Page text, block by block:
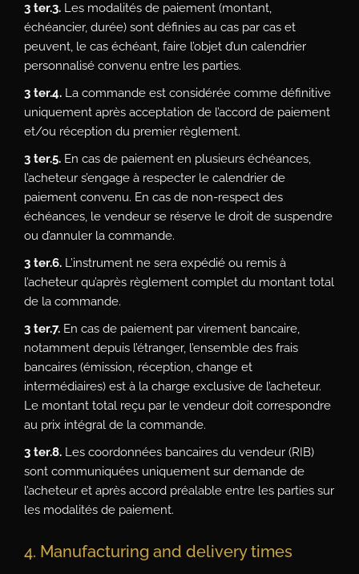
3 ter.3. Les modalités de paiement (montant,
échéancier, durée) sont définies au cas par cas et
peuvent, le cas échéant, faire l’objet d’un calendrier
personnalisé convenu entre les parties.
3 ter.4. La commande est considérée comme définitive
uniquement après acceptation de l’accord de paiement
et/ou réception du premier règlement.
3 ter.5. En cas de paiement en plusieurs échéances,
l’acheteur s’engage à respecter le calendrier de
paiement convenu. En cas de non-respect des
échéances, le vendeur se réserve le droit de suspendre
ou d’annuler la commande.
3 ter.6. L’instrument ne sera expédié ou remis à
l’acheteur qu’après règlement complet du montant total
de la commande.
3 ter.7. En cas de paiement par virement bancaire,
notamment depuis l’étranger, l’ensemble des frais
bancaires (émission, réception, change et
intermédiaires) est à la charge exclusive de l’acheteur.
Le montant total reçu par le vendeur doit correspondre
au prix intégral de la commande.
3 ter.8. Les coordonnées bancaires du vendeur (RIB)
sont communiquées uniquement sur demande de
l’acheteur et après accord préalable entre les parties sur
les modalités de paiement.
4. Manufacturing and delivery times